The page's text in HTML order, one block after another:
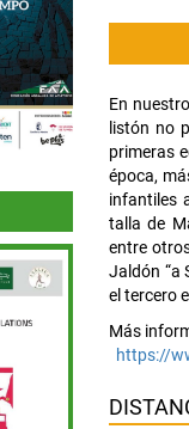
En
listón no
primeras
época,
infantiles
talla de
entre
Jaldón “a
el tercero
Más
https://